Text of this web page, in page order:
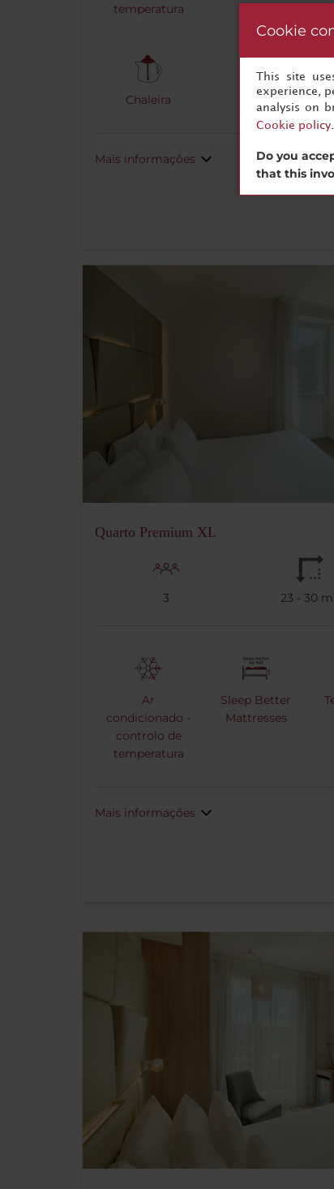
temperatura
Chaleira
Mais informações
Quarto Premium XL
3 23 - 30
Ar
condicionado -
controlo de
temperatura
Sleep Better
Mattresses
Mais informações
Cookie
This site
experience,
analysis on
Cookie policy.
Do you
that this